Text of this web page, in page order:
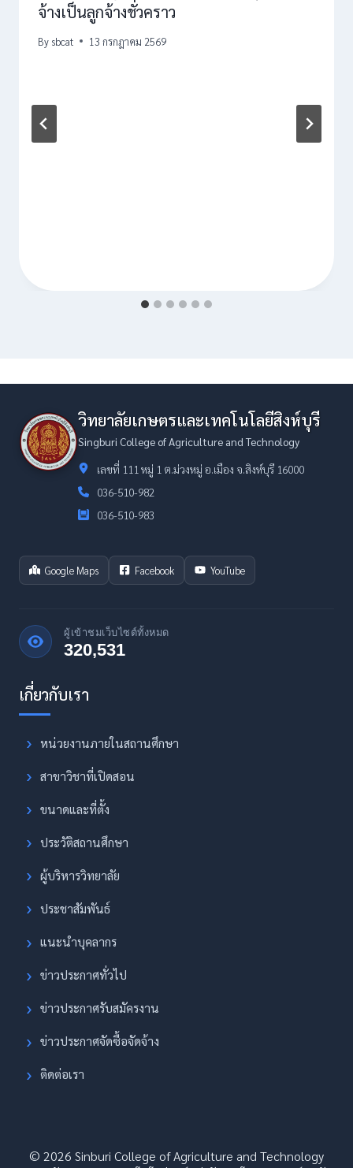
จ้างเป็นลูกจ้างชั่วคราว
By sbcat 13 กรกฎาคม 2569
วิทยาลัยเกษตรและเทคโนโลยีสิงห์บุรี
Singburi College of Agriculture and Technology
เลขที่ 111 หมู่ 1 ต.ม่วงหมู่ อ.เมือง จ.สิงห์บุรี 16000
036-510-982
036-510-983
Google Maps Facebook YouTube
ผู้เข้าชมเว็บไซต์ทั้งหมด
320,531
หน่วยงานภายในสถานศึกษา
สาขาวิชาที่เปิดสอน
ขนาดและที่ตั้ง
ประวัติสถานศึกษา
ผู้บริหารวิทยาลัย
ประชาสัมพันธ์
แนะนำบุคลากร
ข่าวประกาศทั่วไป
ข่าวประกาศรับสมัครงาน
ข่าวประกาศจัดซื้อจัดจ้าง
ติดต่อเรา
© 2026 Sinburi College of Agriculture and Technology